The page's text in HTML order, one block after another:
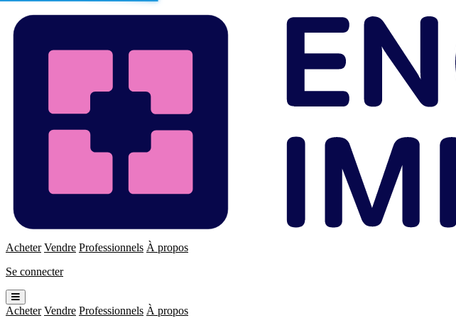
Immo
Acheter Vendre Professionnels À propos
Se connecter
Ouvrir
le
Acheter Vendre Professionnels À propos